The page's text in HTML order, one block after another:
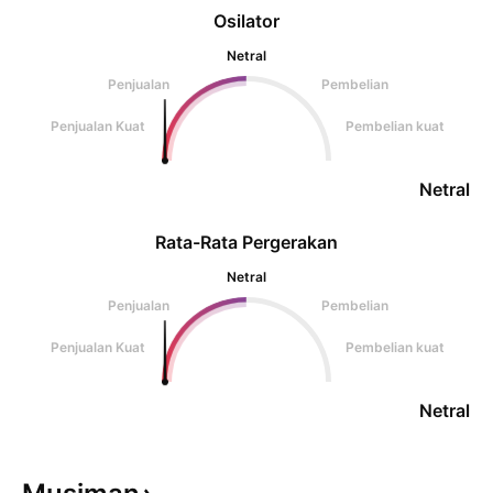
Osilator
Netral
Penjualan
Pembelian
Penjualan Kuat Pembelian kuat
Netral
Rata-Rata Pergerakan
Netral
Penjualan
Pembelian
Penjualan Kuat Pembelian kuat
Netral